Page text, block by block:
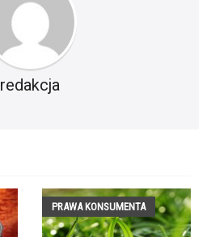
redakcja
PRAWA KONSUMENTA